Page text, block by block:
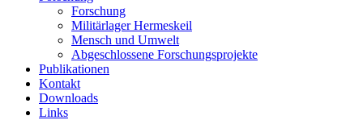
Forschung
Militärlager Hermeskeil
Mensch und Umwelt
Abgeschlossene Forschungsprojekte
Publikationen
Kontakt
Downloads
Links